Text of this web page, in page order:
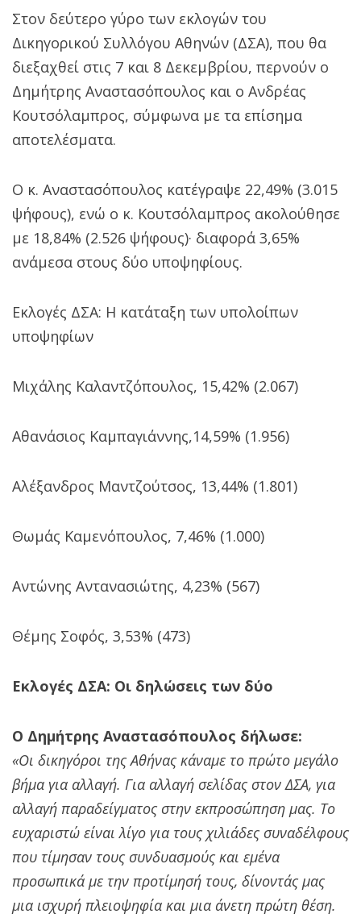
Στον δεύτερο γύρο των εκλογών του
Δικηγορικού Συλλόγου Αθηνών (ΔΣΑ), που θα
διεξαχθεί στις 7 και 8 Δεκεμβρίου, περνούν ο
Δημήτρης Αναστασόπουλος και ο Ανδρέας
Κουτσόλαμπρος, σύμφωνα με τα επίσημα
αποτελέσματα.
Ο κ. Αναστασόπουλος κατέγραψε 22,49% (3.015
ψήφους), ενώ ο κ. Κουτσόλαμπρος ακολούθησε
με 18,84% (2.526 ψήφους)· διαφορά 3,65%
ανάμεσα στους δύο υποψηφίους.
Εκλογές ΔΣΑ: Η κατάταξη των υπολοίπων
υποψηφίων
Μιχάλης Καλαντζόπουλος, 15,42% (2.067)
Αθανάσιος Καμπαγιάννης,14,59% (1.956)
Αλέξανδρος Μαντζούτσος, 13,44% (1.801)
Θωμάς Καμενόπουλος, 7,46% (1.000)
Αντώνης Αντανασιώτης, 4,23% (567)
Θέμης Σοφός, 3,53% (473)
Εκλογές ΔΣΑ: Οι δηλώσεις των δύο
Ο Δημήτρης Αναστασόπουλος δήλωσε:
«Οι δικηγόροι της Αθήνας κάναμε το πρώτο μεγάλο
βήμα για αλλαγή. Για αλλαγή σελίδας στον ΔΣΑ, για
αλλαγή παραδείγματος στην εκπροσώπηση μας. Το
ευχαριστώ είναι λίγο για τους χιλιάδες συναδέλφους
που τίμησαν τους συνδυασμούς και εμένα
προσωπικά με την προτίμησή τους, δίνοντάς μας
μια ισχυρή πλειοψηφία και μια άνετη πρώτη θέση.